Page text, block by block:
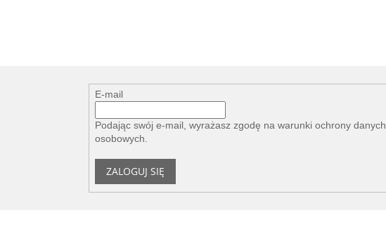
E-mail
Podając swój e-mail, wyrażasz zgodę nawarunki ochrony danych
osobowych.
ZALOGUJ SIĘ